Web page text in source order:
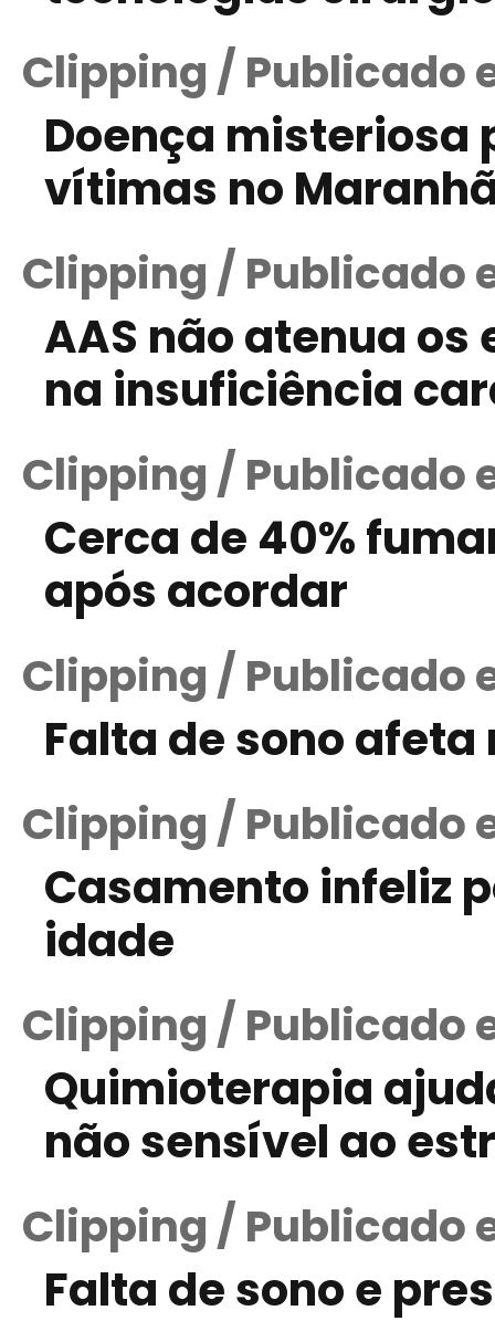
Clipping / Publicado
Doença misteriosa
vítimas no
Clipping / Publicado
AAS não atenua os
na insuficiência
Clipping / Publicado
Cerca de 40%
após acordar
Clipping / Publicado
Falta de sono
Clipping / Publicado
Casamento infeliz
idade
Clipping / Publicado
Quimioterapia
não sensível ao
Clipping / Publicado
Falta de sono e